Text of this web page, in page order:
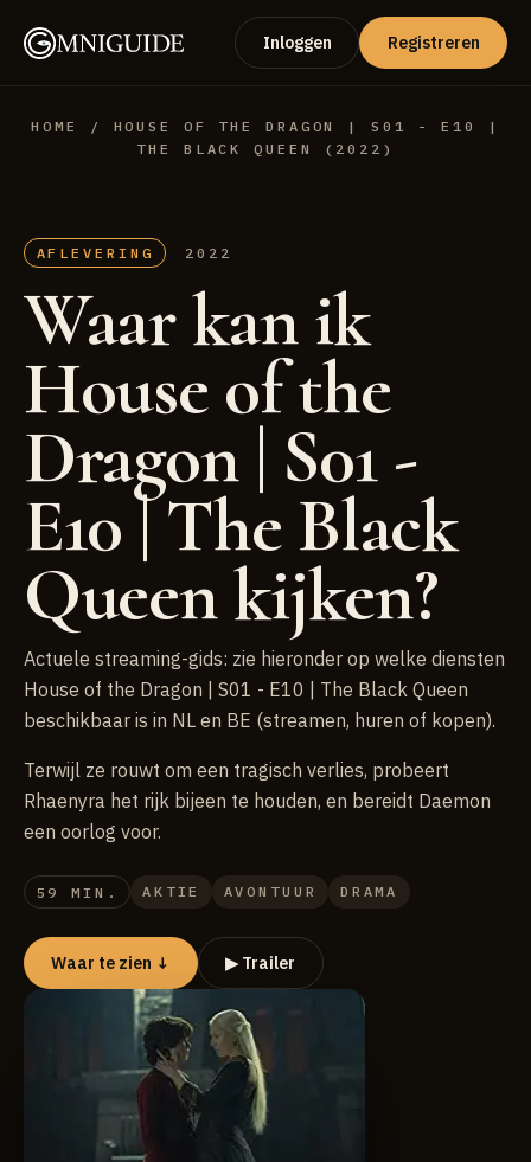
Inloggen Registreren
HOME
/ HOUSE OF THE DRAGON | S01 - E10 |
THE BLACK QUEEN (2022)
AFLEVERING 2022
Waar kan ik
House of the
Dragon | S01 -
E10 | The Black
Queen kijken?
Actuele streaming-gids: zie hieronder op welke diensten
House of the Dragon | S01 - E10 | The Black Queen
beschikbaar is in NL en BE (streamen, huren of kopen).
Terwijl ze rouwt om een tragisch verlies, probeert
Rhaenyra het rijk bijeen te houden, en bereidt Daemon
een oorlog voor.
59 MIN. AKTIE AVONTUUR DRAMA
Waar te zien ↓ ▶ Trailer